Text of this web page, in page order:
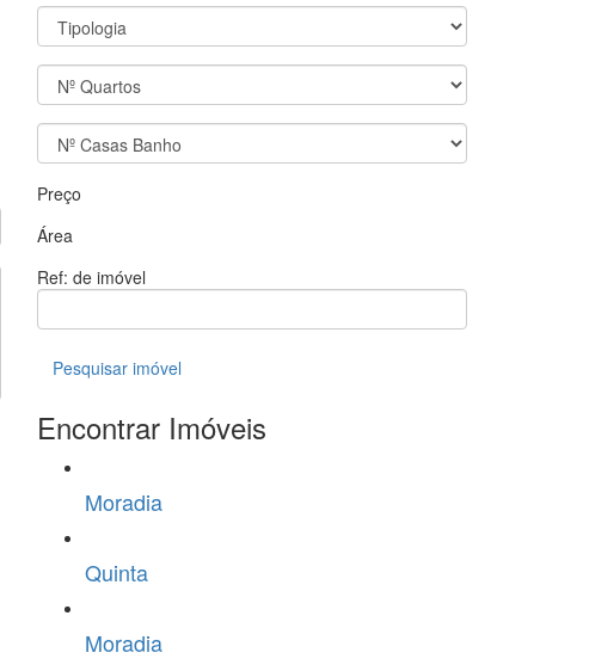
Preço
Área
Ref: de imóvel
Pesquisar imóvel
Encontrar Imóveis
Moradia
Quinta
Moradia